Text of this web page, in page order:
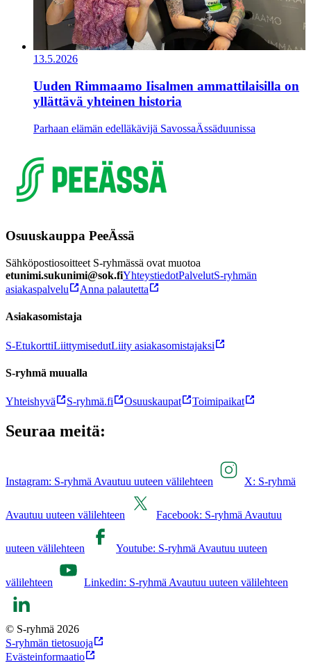
13.5.2026
Uuden Rimmaamo Iisalmen ammattilaisilla on
yllättävä yhteinen historia
Parhaan elämän edelläkävijä SavossaÄssäduunissa
Osuuskauppa PeeÄssä
Sähköpostiosoitteet S-ryhmässä ovat muotoa
etunimi.sukunimi@sok.fiYhteystiedotPalvelutS-ryhmän
asiakaspalvelu
Anna palautetta
Asiakasomistaja
S-EtukorttiLiittymisedutLiity asiakasomistajaksi
S-ryhmä muualla
Yhteishyvä S-ryhmä.fi Osuuskaupat Toimipaikat
Seuraa meitä:
Instagram: S-ryhmä Avautuu uuteen välilehteen X: S-ryhmä
Avautuu uuteen välilehteen Facebook: S-ryhmä Avautuu
uuteen välilehteen Youtube: S-ryhmä Avautuu uuteen
välilehteen Linkedin: S-ryhmä Avautuu uuteen välilehteen
© S-ryhmä 2026
S-ryhmän tietosuoja
Evästeinformaatio